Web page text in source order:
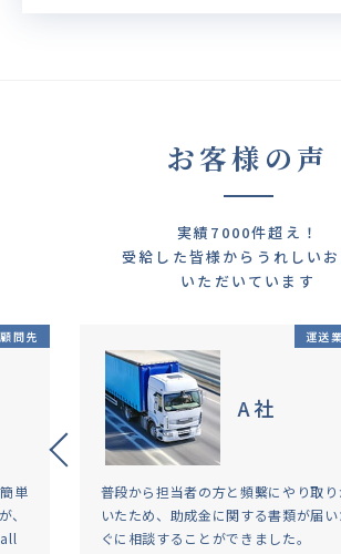
お客様の声
実績7000件超え！
受給した皆様からうれしい
いただいています
顧問先
単
、
運送業
A社
普段から担当者の方と頻繫にやり取り
いたため、助成金に関する書類が届
ぐに相談することができました。